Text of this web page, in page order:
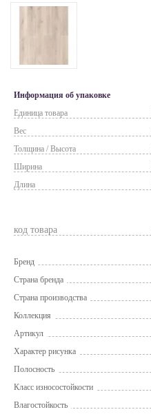
Информация об упаковке
Единица товара
Вес
Толщина / Высота
Ширина
Длина
код товара
Бренд
Страна бренда
Страна производства
Коллекция
Артикул
Характер рисунка
Полосность
Класс износостойкости
Влагостойкость